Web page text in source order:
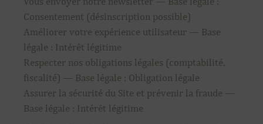
Consentement (désinscription possible)
Améliorer votre expérience utilisateur — Base
légale : Intérêt légitime
Respecter nos obligations légales (comptabilité,
fiscalité) — Base légale : Obligation légale
Assurer la sécurité du Site et prévenir la fraude —
Base légale : Intérêt légitime